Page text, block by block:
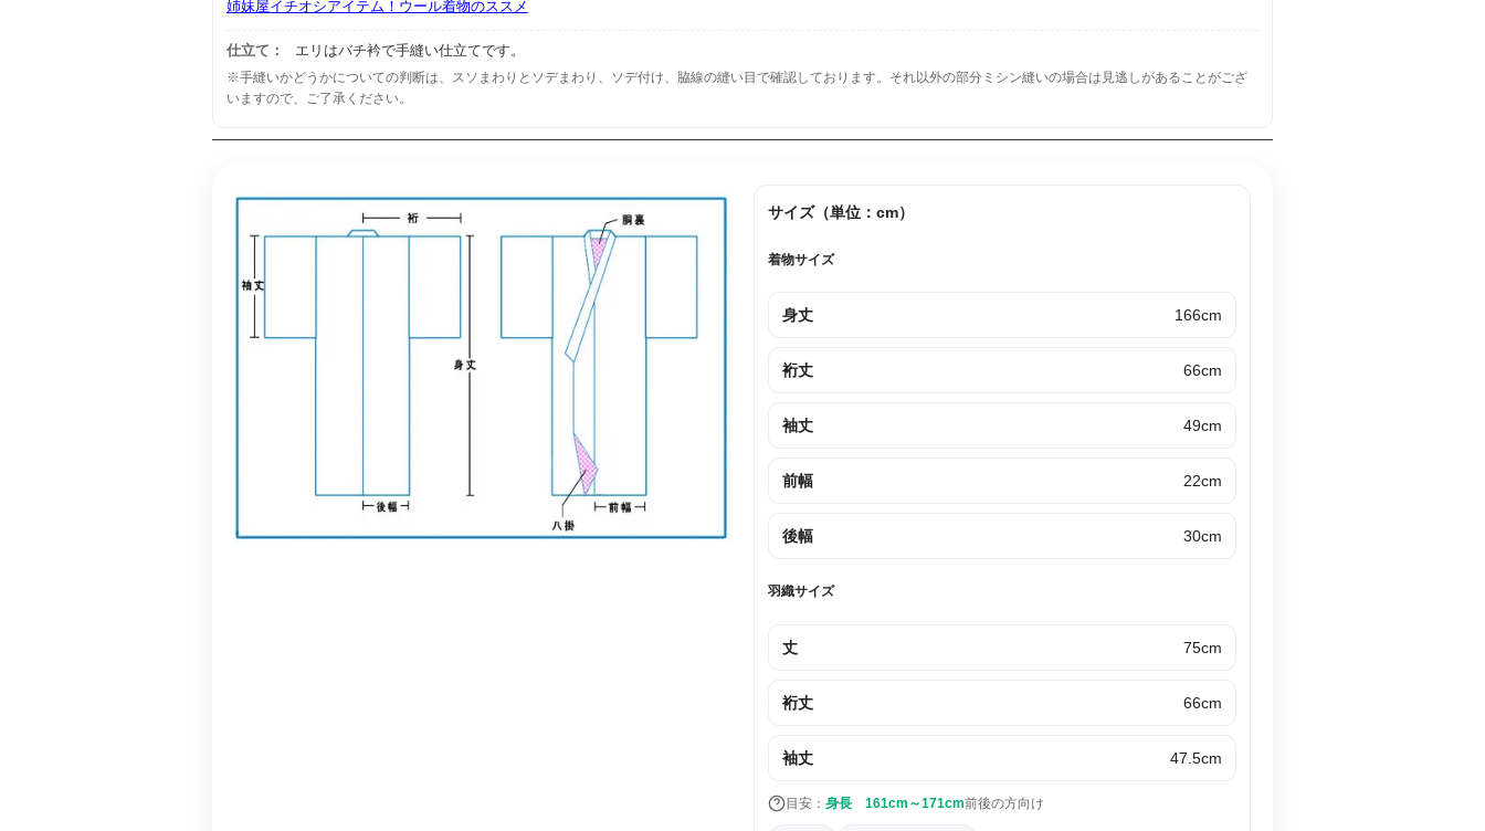
姉妹屋イチオシアイテム！ウール着物のススメ
仕立て： エリはバチ衿で手縫い仕立てです。
※手縫いかどうかについての判断は、スソまわりとソデまわり、ソデ付け、脇線の縫い目で確認しております。それ以外の部分ミシン縫いの場合は見逃しがあることがござ
いますので、ご了承ください。
サイズ（単位：cm）
着物サイズ
身丈 166cm
裄丈 66cm
袖丈 49cm
前幅 22cm
後幅 30cm
羽織サイズ
丈 75cm
裄丈 66cm
袖丈 47.5cm
目安： 身長 161cm～171cm前後の方向け